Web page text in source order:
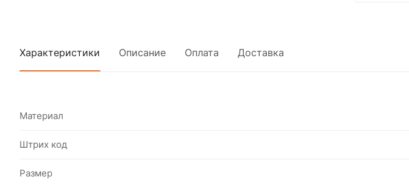
Характеристики Описание Оплата Доставка
Материал
Штрих код
Размер